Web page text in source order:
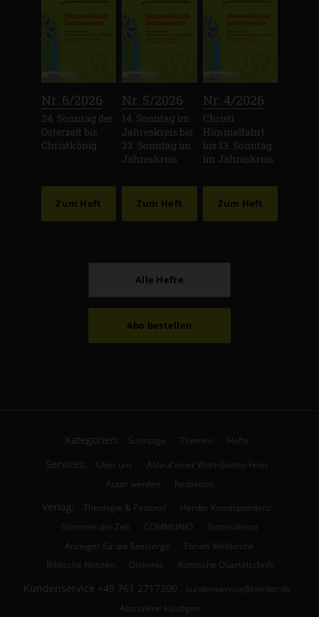
Nr. 6/2026
24. Sonntag der
Osterzeit bis
Christkönig
Zum Heft
Nr. 5/2026
14. Sonntag im
Jahreskreis bis
23. Sonntag im
Jahreskreis
Zum Heft
Nr. 4/2026
Christi
Himmelfahrt
bis 13. Sonntag
im Jahreskreis
Zum Heft
Alle Hefte
Abo bestellen
Kategorien: Sonntage Themen Hefte
Services: Über uns
Ablauf einer Wort-Gottes-Feier
Autor werden
Redaktion
Verlag: Theologie & Pastoral
Herder Korrespondenz
Stimmen der Zeit
COMMUNIO
Gottesdienst
Anzeiger für die Seelsorge
Forum Weltkirche
Biblische Notizen
Diakonia Römische Quartalschrift
Kundenservice +49 761 2717200
kundenservice@herder.de
Abo online kündigen